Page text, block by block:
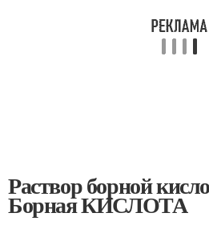
Раствор борной
Борная КИСЛОТА